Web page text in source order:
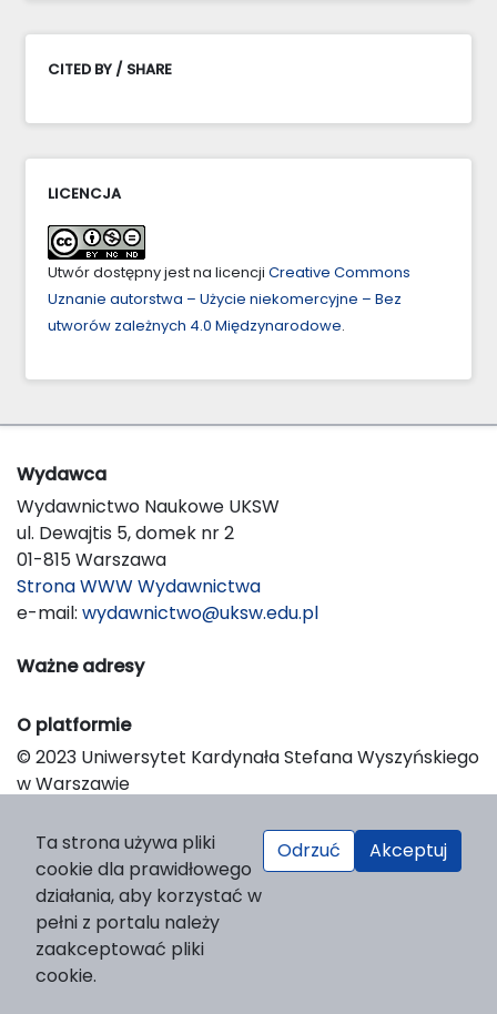
CITED BY / SHARE
LICENCJA
Utwór dostępny jest na licencji Creative Commons
Uznanie autorstwa – Użycie niekomercyjne – Bez
utworów zależnych 4.0 Międzynarodowe.
Wydawca
Wydawnictwo Naukowe UKSW
ul. Dewajtis 5, domek nr 2
01-815 Warszawa
Strona WWW Wydawnictwa
e-mail: wydawnictwo@uksw.edu.pl
Ważne adresy
O platformie
© 2023 Uniwersytet Kardynała Stefana Wyszyńskiego
w Warszawie
Platform & Workflow by OJS/PKP
Ta strona używa pliki
cookie dla prawidłowego
działania, aby korzystać w
pełni z portalu należy
zaakceptować pliki
cookie.
Odrzuć Akceptuj